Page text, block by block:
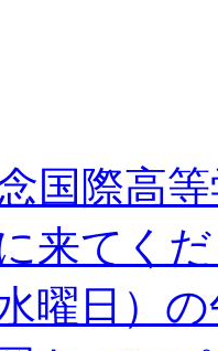
国際高
来てく
曜日）